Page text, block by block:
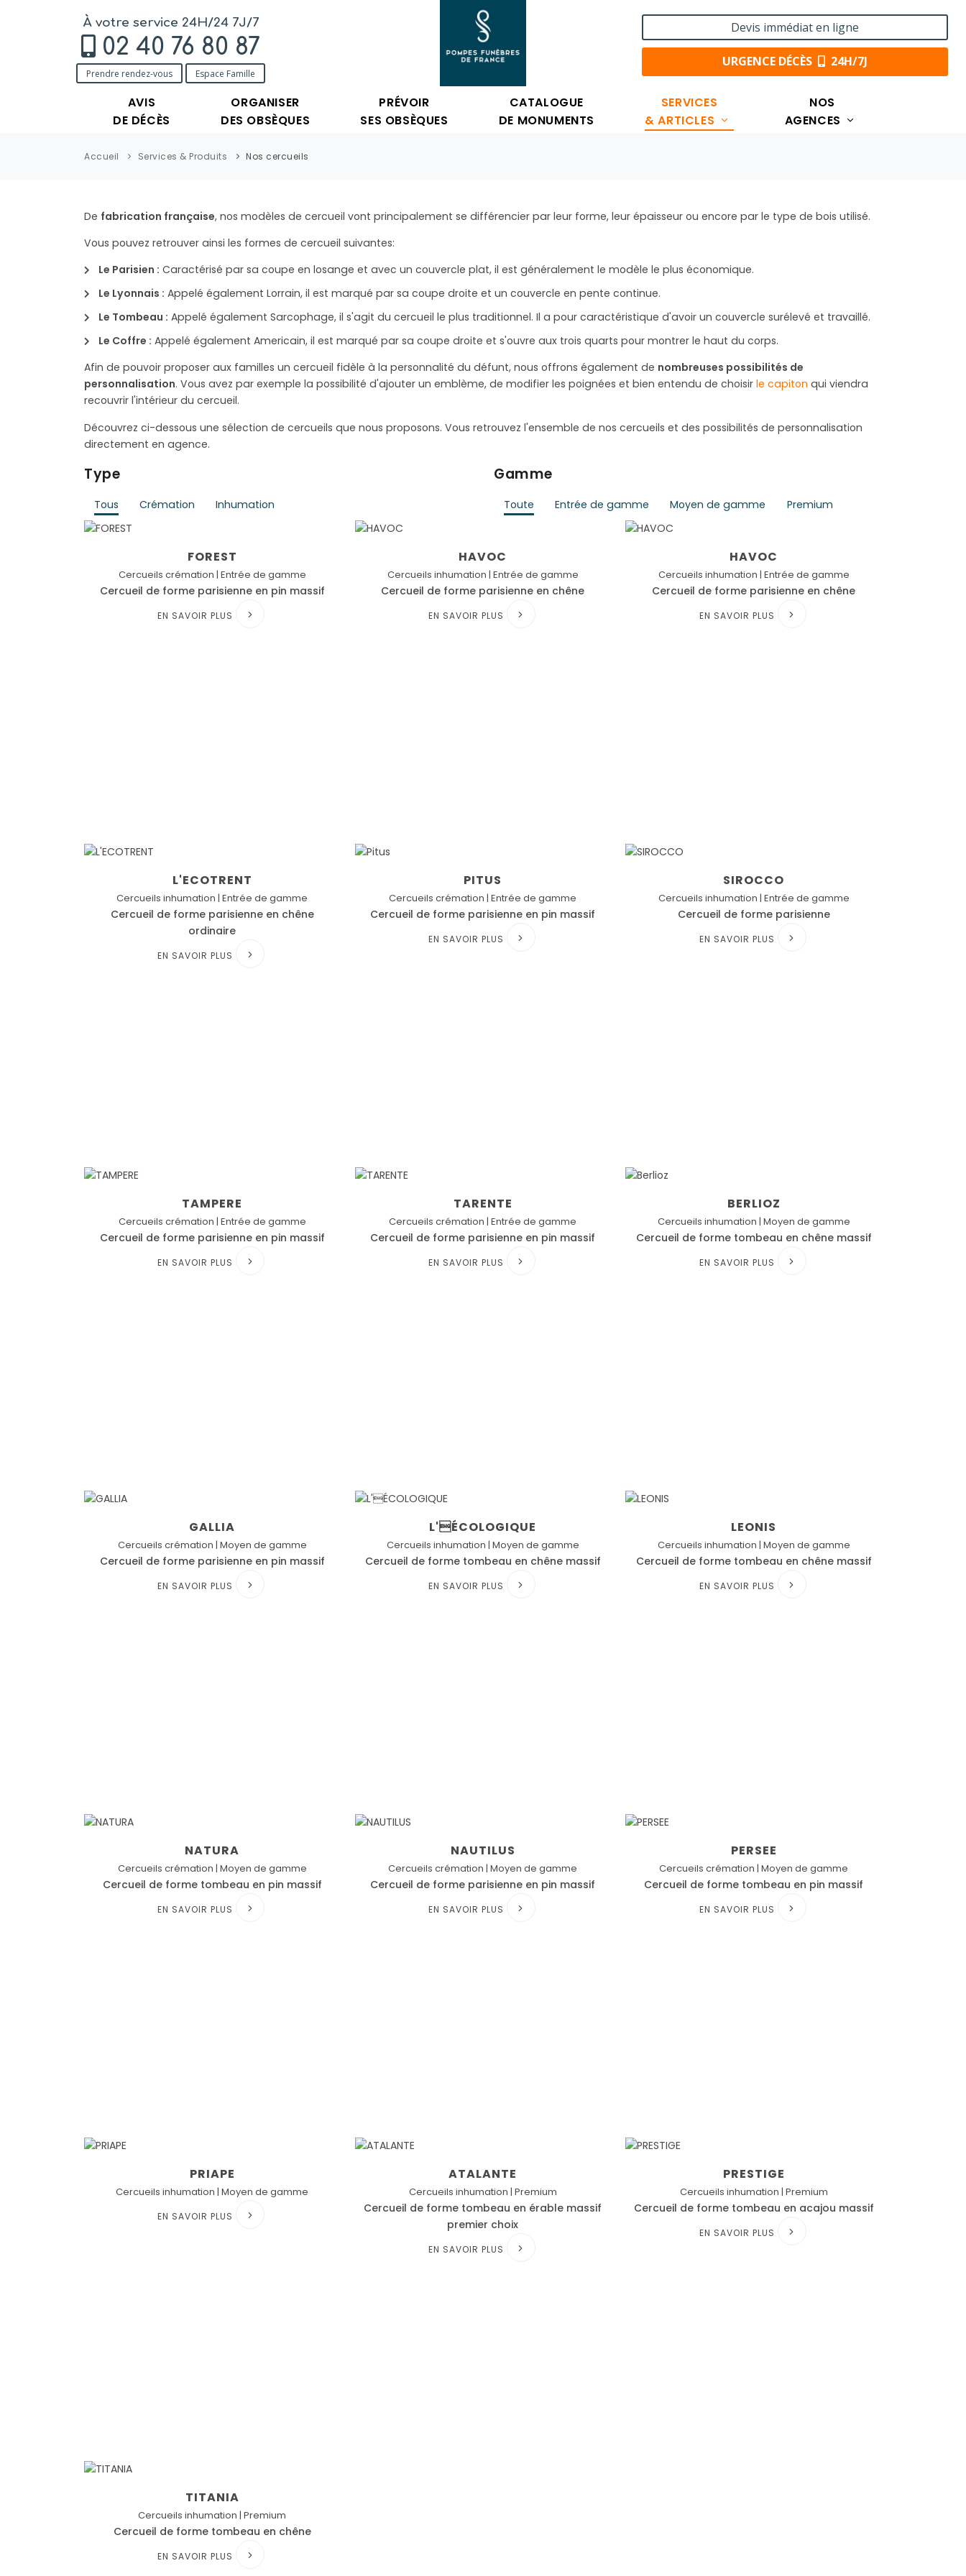
À votre service 24H/24 7J/7
02 40 76 80 87
Prendre rendez-vous Espace Famille
Devis immédiat en ligne
URGENCE DÉCÈS 24H/7J
AVIS
DE DÉCÈS
ORGANISER
DES OBSÈQUES
PRÉVOIR
SES OBSÈQUES
CATALOGUE
DE MONUMENTS
SERVICES
& ARTICLES
NOS
AGENCES
Accueil Services & Produits Nos cercueils
De fabrication française, nos modèles de cercueil vont principalement se différencier par leur forme, leur épaisseur ou encore par le type de bois utilisé.
Vous pouvez retrouver ainsi les formes de cercueil suivantes:
Le Parisien : Caractérisé par sa coupe en losange et avec un couvercle plat, il est généralement le modèle le plus économique.
Le Lyonnais : Appelé également Lorrain, il est marqué par sa coupe droite et un couvercle en pente continue.
Le Tombeau : Appelé également Sarcophage, il s'agit du cercueil le plus traditionnel. Il a pour caractéristique d'avoir un couvercle surélevé et travaillé.
Le Coffre : Appelé également Americain, il est marqué par sa coupe droite et s'ouvre aux trois quarts pour montrer le haut du corps.
Afin de pouvoir proposer aux familles un cercueil fidèle à la personnalité du défunt, nous offrons également de nombreuses possibilités de
personnalisation. Vous avez par exemple la possibilité d'ajouter un emblème, de modifier les poignées et bien entendu de choisir le capiton qui viendra
recouvrir l'intérieur du cercueil.
Découvrez ci-dessous une sélection de cercueils que nous proposons. Vous retrouvez l'ensemble de nos cercueils et des possibilités de personnalisation
directement en agence.
Type
Tous Crémation Inhumation
Gamme
Toute Entrée de gamme Moyen de gamme Premium
FOREST
Cercueils crémation | Entrée de gamme
Cercueil de forme parisienne en pin massif
EN SAVOIR PLUS
HAVOC
Cercueils inhumation | Entrée de gamme
Cercueil de forme parisienne en chêne
EN SAVOIR PLUS
HAVOC
Cercueils inhumation | Entrée de gamme
Cercueil de forme parisienne en chêne
EN SAVOIR PLUS
L'ECOTRENT
Cercueils inhumation | Entrée de gamme
Cercueil de forme parisienne en chêne
ordinaire
EN SAVOIR PLUS
PITUS
Cercueils crémation | Entrée de gamme
Cercueil de forme parisienne en pin massif
EN SAVOIR PLUS
SIROCCO
Cercueils inhumation | Entrée de gamme
Cercueil de forme parisienne
EN SAVOIR PLUS
TAMPERE
Cercueils crémation | Entrée de gamme
Cercueil de forme parisienne en pin massif
EN SAVOIR PLUS
TARENTE
Cercueils crémation | Entrée de gamme
Cercueil de forme parisienne en pin massif
EN SAVOIR PLUS
BERLIOZ
Cercueils inhumation | Moyen de gamme
Cercueil de forme tombeau en chêne massif
EN SAVOIR PLUS
GALLIA
Cercueils crémation | Moyen de gamme
Cercueil de forme parisienne en pin massif
EN SAVOIR PLUS
L'ÉCOLOGIQUE
Cercueils inhumation | Moyen de gamme
Cercueil de forme tombeau en chêne massif
EN SAVOIR PLUS
LEONIS
Cercueils inhumation | Moyen de gamme
Cercueil de forme tombeau en chêne massif
EN SAVOIR PLUS
NATURA
Cercueils crémation | Moyen de gamme
Cercueil de forme tombeau en pin massif
EN SAVOIR PLUS
NAUTILUS
Cercueils crémation | Moyen de gamme
Cercueil de forme parisienne en pin massif
EN SAVOIR PLUS
PERSEE
Cercueils crémation | Moyen de gamme
Cercueil de forme tombeau en pin massif
EN SAVOIR PLUS
PRIAPE
Cercueils inhumation | Moyen de gamme
EN SAVOIR PLUS
ATALANTE
Cercueils inhumation | Premium
Cercueil de forme tombeau en érable massif
premier choix
EN SAVOIR PLUS
PRESTIGE
Cercueils inhumation | Premium
Cercueil de forme tombeau en acajou massif
EN SAVOIR PLUS
TITANIA
Cercueils inhumation | Premium
Cercueil de forme tombeau en chêne
EN SAVOIR PLUS